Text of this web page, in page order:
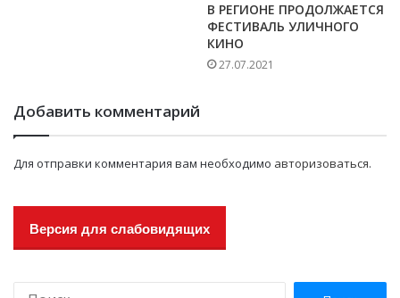
В РЕГИОНЕ ПРОДОЛЖАЕТСЯ
ФЕСТИВАЛЬ УЛИЧНОГО
КИНО
27.07.2021
Добавить комментарий
Для отправки комментария вам необходимо авторизоваться.
Версия для слабовидящих